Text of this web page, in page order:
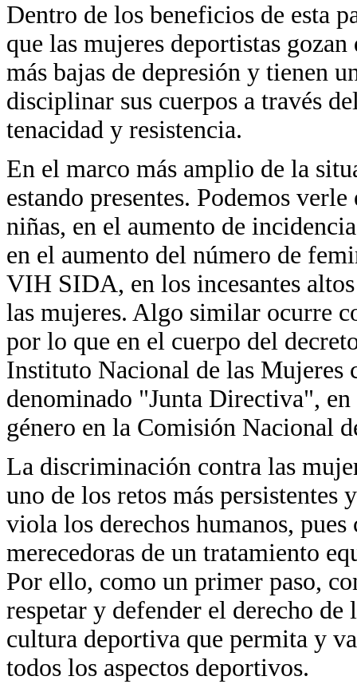
Dentro de los beneficios de esta
que las mujeres deportistas
más bajas de depresión y tienen
disciplinar sus cuerpos a través
tenacidad y resistencia.
En el marco más amplio de la
estando presentes. Podemos
niñas, en el aumento de
en el aumento del número de
VIH SIDA, en los incesantes
las mujeres. Algo similar ocurre
por lo que en el cuerpo del
Instituto Nacional de las Mujeres
denominado "Junta Directiva",
género en la Comisión Nacional
La discriminación contra las
uno de los retos más
viola los derechos humanos,
merecedoras de un tratamiento
Por ello, como un primer paso,
respetar y defender el derecho
cultura deportiva que permita y
todos los aspectos deportivos.